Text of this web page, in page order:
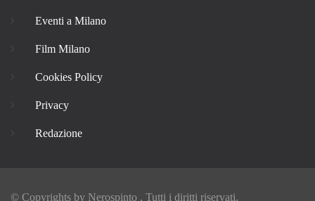
Eventi a Milano
Film Milano
Cookies Policy
Privacy
Redazione
© Copyrights by Nerospinto , Tutti i diritti riservati.